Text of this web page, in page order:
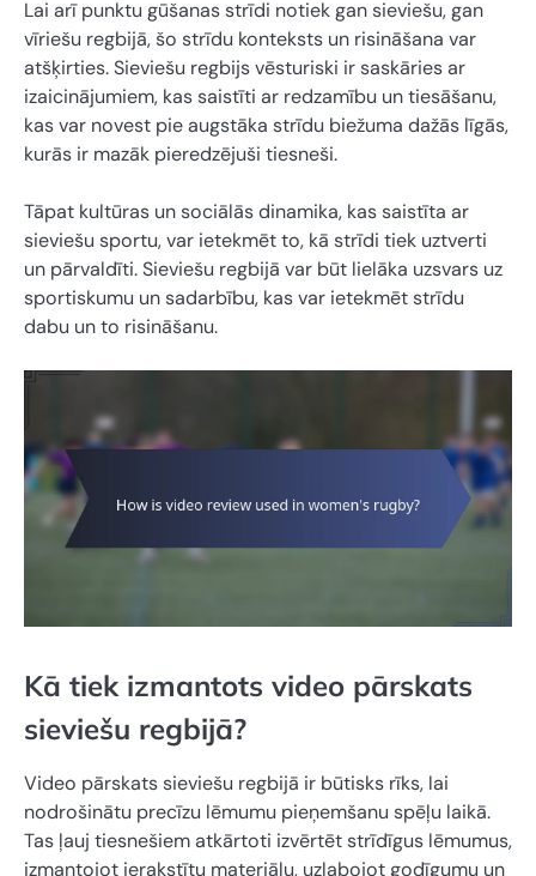
Lai arī punktu gūšanas strīdi notiek gan sieviešu, gan
vīriešu regbijā, šo strīdu konteksts un risināšana var
atšķirties. Sieviešu regbijs vēsturiski ir saskāries ar
izaicinājumiem, kas saistīti ar redzamību un tiesāšanu,
kas var novest pie augstāka strīdu biežuma dažās līgās,
kurās ir mazāk pieredzējuši tiesneši.
Tāpat kultūras un sociālās dinamika, kas saistīta ar
sieviešu sportu, var ietekmēt to, kā strīdi tiek uztverti
un pārvaldīti. Sieviešu regbijā var būt lielāka uzsvars uz
sportiskumu un sadarbību, kas var ietekmēt strīdu
dabu un to risināšanu.
Kā tiek izmantots video pārskats
sieviešu regbijā?
Video pārskats sieviešu regbijā ir būtisks rīks, lai
nodrošinātu precīzu lēmumu pieņemšanu spēļu laikā.
Tas ļauj tiesnešiem atkārtoti izvērtēt strīdīgus lēmumus,
izmantojot ierakstītu materiālu, uzlabojot godīgumu un